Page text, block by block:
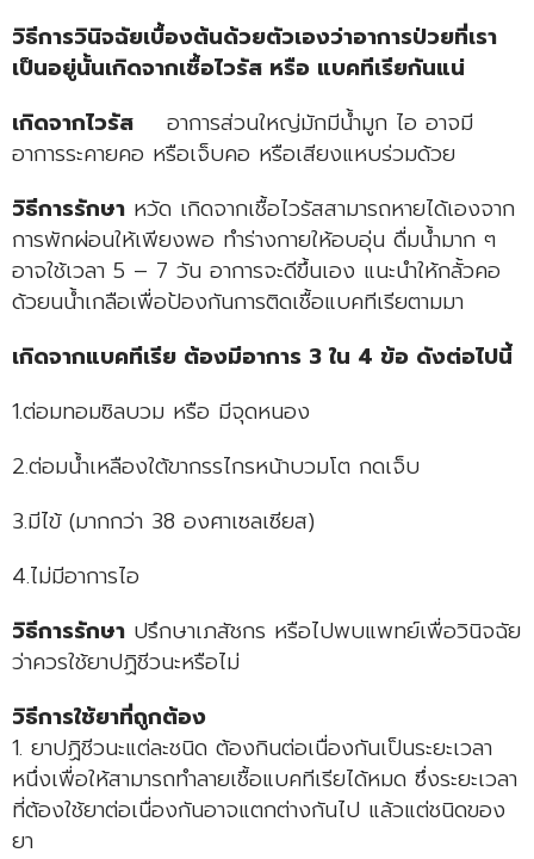
วิธีการวินิจฉัยเบื้องต้นด้วยตัวเองว่าอาการป่วยที่เรา
เป็นอยู่นั้นเกิดจากเชื้อไวรัส หรือ แบคทีเรียกันแน่
เกิดจากไวรัส อาการส่วนใหญ่มักมีน้ำมูก ไอ อาจมี
อาการระคายคอ หรือเจ็บคอ หรือเสียงแหบร่วมด้วย
วิธีการรักษา หวัด เกิดจากเชื้อไวรัสสามารถหายได้เองจาก
การพักผ่อนให้เพียงพอ ทำร่างกายให้อบอุ่น ดื่มน้ำมาก ๆ
อาจใช้เวลา 5 – 7 วัน อาการจะดีขึ้นเอง แนะนำให้กลั้วคอ
ด้วยนน้ำเกลือเพื่อป้องกันการติดเชื้อแบคทีเรียตามมา
เกิดจากแบคทีเรีย ต้องมีอาการ 3 ใน 4 ข้อ ดังต่อไปนี้
1.ต่อมทอมซิลบวม หรือ มีจุดหนอง
2.ต่อมน้ำเหลืองใต้ขากรรไกรหน้าบวมโต กดเจ็บ
3.มีไข้ (มากกว่า 38 องศาเซลเซียส)
4.ไม่มีอาการไอ
วิธีการรักษา ปรึกษาเภสัชกร หรือไปพบแพทย์เพื่อวินิจฉัย
ว่าควรใช้ยาปฏิชีวนะหรือไม่
วิธีการใช้ยาที่ถูกต้อง
1. ยาปฏิชีวนะแต่ละชนิด ต้องกินต่อเนื่องกันเป็นระยะเวลา
หนึ่งเพื่อให้สามารถทำลายเชื้อแบคทีเรียได้หมด ซึ่งระยะเวลา
ที่ต้องใช้ยาต่อเนื่องกันอาจแตกต่างกันไป แล้วแต่ชนิดของ
ยา